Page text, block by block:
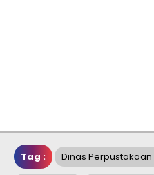
Tag : Dinas